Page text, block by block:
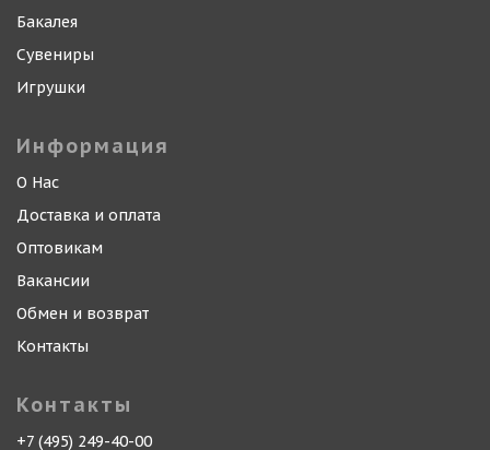
Бакалея
Сувениры
Игрушки
Информация
О Нас
Доставка и оплата
Оптовикам
Вакансии
Обмен и возврат
Контакты
Контакты
+7 (495) 249-40-00